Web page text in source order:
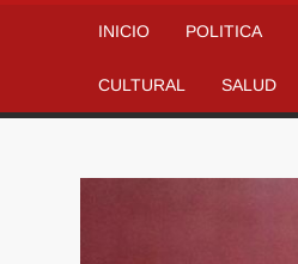
INICIO POLITICA
CULTURAL SALUD